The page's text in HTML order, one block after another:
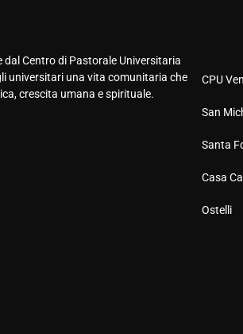
dal Centro di Pastorale Universitaria
universitari una vita comunitaria che
crescita umana e spirituale.
CPU
San
Santa
Casa
Ostelli